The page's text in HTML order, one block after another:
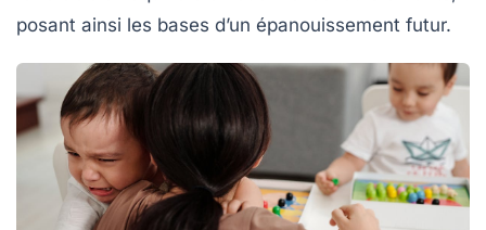
posant ainsi les bases d’un épanouissement futur.